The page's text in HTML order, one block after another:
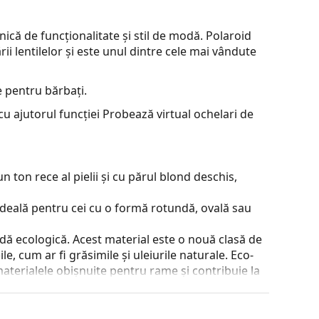
de funcționalitate și stil de modă. Polaroid
lentilelor și este unul dintre cele mai vândute
pentru bărbați.
ajutorul funcției Probează virtual ochelari de
ton rece al pielii și cu părul blond deschis,
pentru cei cu o formă rotundă, ovală sau
ecologică. Acest material este o nouă clasă de
cum ar fi grăsimile și uleiurile naturale. Eco-
obișnuite pentru rame și contribuie la